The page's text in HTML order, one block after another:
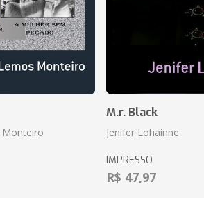
Monteiro
M.r. Black
Jenifer Lohainne
IMPRESSO
R$ 47,97